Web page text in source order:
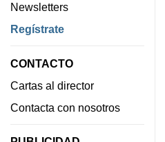
Newsletters
Regístrate
CONTACTO
Cartas al director
Contacta con nosotros